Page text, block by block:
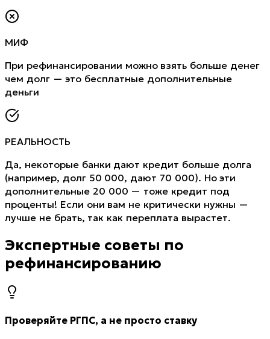
МИФ
При рефинансировании можно взять больше денег
чем долг — это бесплатные дополнительные
деньги
РЕАЛЬНОСТЬ
Да, некоторые банки дают кредит больше долга
(например, долг 50 000, дают 70 000). Но эти
дополнительные 20 000 — тоже кредит под
проценты! Если они вам не критически нужны —
лучше не брать, так как переплата вырастет.
Экспертные советы по
рефинансированию
Проверяйте РГПС, а не просто ставку